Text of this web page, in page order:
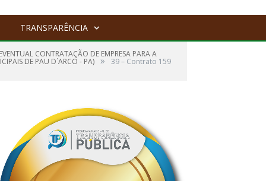
TRANSPARÊNCIA
CONTRATAÇÃO DE EMPRESA PARA A
DE PAU D´ARCO - PA) » 39 – Contrato 159